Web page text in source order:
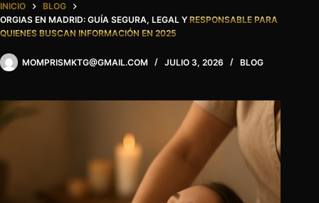
INICIO
BLOG
ORGIAS EN MADRID: GUÍA SEGURA, LEGAL Y RESPONSABLE PARA
QUIENES BUSCAN INFORMACIÓN EN 2025
MOMPRISMKTG@GMAIL.COM JULIO 3, 2026 BLOG